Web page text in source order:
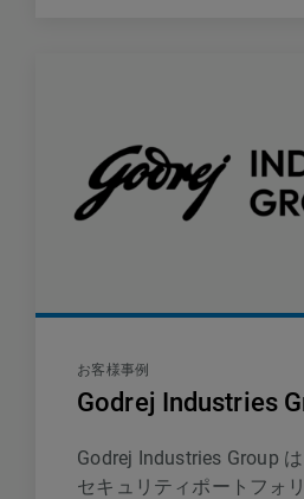
お客様事例
Godrej Industries
Godrej Industries Group
セキュリティポートフォ